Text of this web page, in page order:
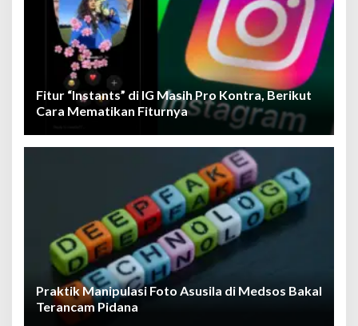
Fitur “Instants” di IG Masih Pro Kontra, Berikut
Cara Mematikan Fiturnya
Praktik Manipulasi Foto Asusila di Medsos Bakal
Terancam Pidana